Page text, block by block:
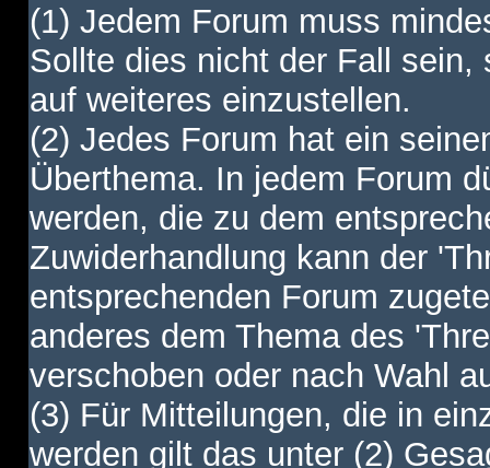
(1) Jedem Forum muss
Sollte dies nicht der Fall
auf weiteres einzustellen.
(2) Jedes Forum hat ein
Überthema. In jedem Forum
werden, die zu dem
Zuwiderhandlung kann der
entsprechenden Forum
anderes dem Thema des
verschoben oder nach Wahl
(3) Für Mitteilungen, die in
werden gilt das unter (2)